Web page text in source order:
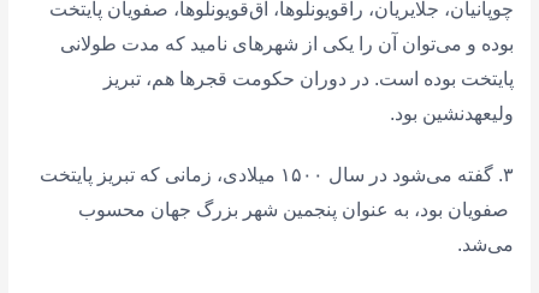
چوپانیان، جلایریان، راقویونلوها، آق‌قویونلوها، صفویان پایتخت
بوده و می‌توان آن را یکی از شهرهای نامید که مدت طولانی
پایتخت بوده است. در دوران حکومت قجرها هم، تبریز
ولیعهدنشین بود.
۳. گفته می‌شود در سال ۱۵۰۰ میلادی، زمانی که تبریز پایتخت
صفویان بود، به عنوان پنجمین شهر بزرگ جهان محسوب
می‌شد.